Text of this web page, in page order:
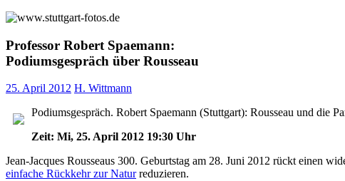
Professor Robert Spaemann:
Podiumsgespräch über Rousseau
25. April 2012 H. Wittmann
Podiumsgespräch. Robert Spaemann (Stuttgart): Rousseau und die
Zeit: Mi, 25. April 2012 19:30 Uhr
Jean-Jacques Rousseaus 300. Geburtstag am 28. Juni 2012 rückt einen
einfache Rückkehr zur Naturreduzieren.